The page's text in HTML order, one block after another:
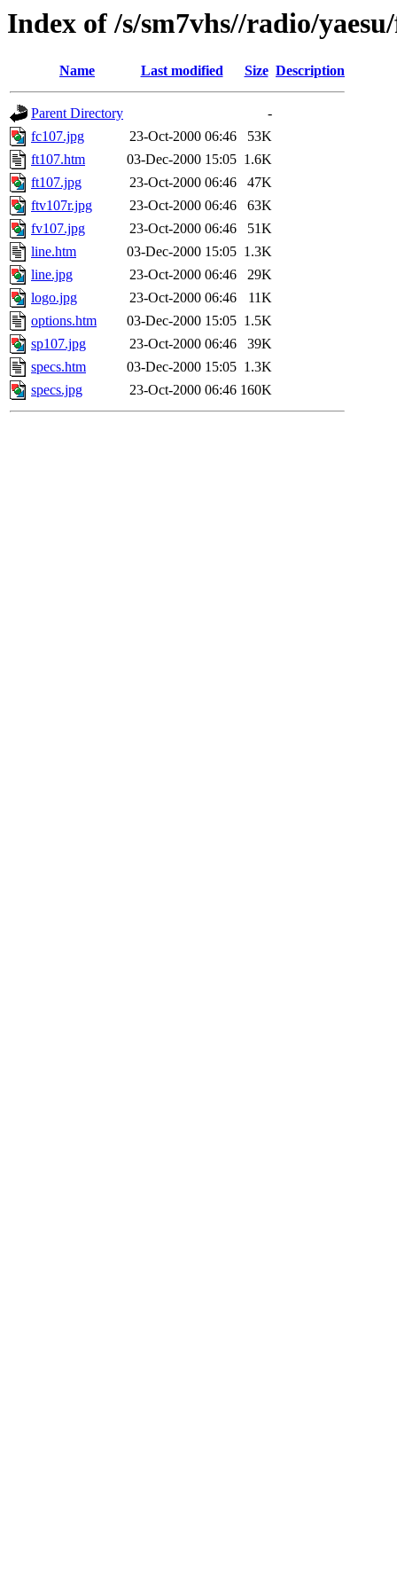
Index of /s/sm7vhs//radio/
Name Last modified Size Description
Parent Directory
-
fc107.jpg
23-Oct-2000 06:46
53K
ft107.htm
03-Dec-2000 15:05 1.6K
ft107.jpg
23-Oct-2000 06:46
47K
ftv107r.jpg
23-Oct-2000 06:46
63K
fv107.jpg
23-Oct-2000 06:46
51K
line.htm
03-Dec-2000 15:05 1.3K
line.jpg
23-Oct-2000 06:46
29K
logo.jpg
23-Oct-2000 06:46
11K
options.htm
03-Dec-2000 15:05 1.5K
sp107.jpg
23-Oct-2000 06:46
39K
specs.htm
03-Dec-2000 15:05 1.3K
specs.jpg
23-Oct-2000 06:46 160K